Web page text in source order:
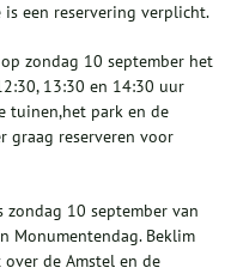
een reservering verplicht.
zondag 10 september het
13:30 en 14:30 uur
tuinen,het park en de
graag reserveren voor
zondag 10 september van
Monumentendag. Beklim
de Amstel en de